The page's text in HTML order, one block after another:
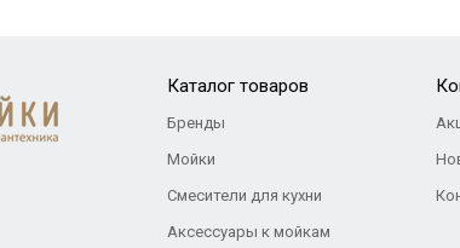
Каталог товаров
Бренды
Мойки
Смесители для кухни
Аксессуары к мойкам